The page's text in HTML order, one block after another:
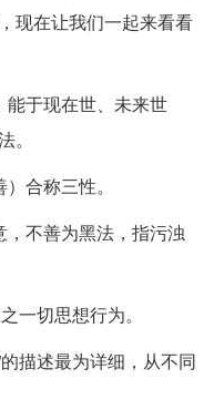
现在让我们一起来看看
能于现在世、未来世
合称三性。
不善为黑法，指污浊
一切思想行为。
描述最为详细，从不同